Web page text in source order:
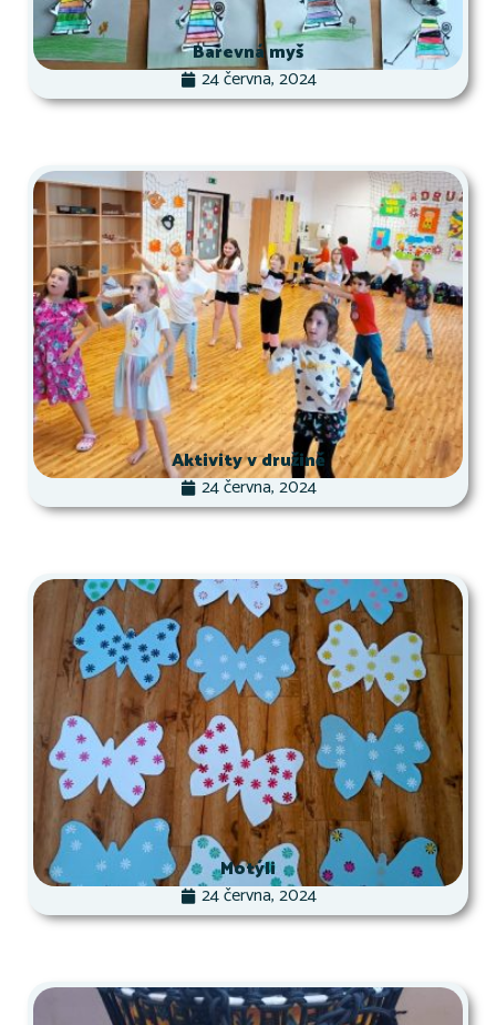
Barevná myš
24 června, 2024
Aktivity v družině
24 června, 2024
Motýli
24 června, 2024